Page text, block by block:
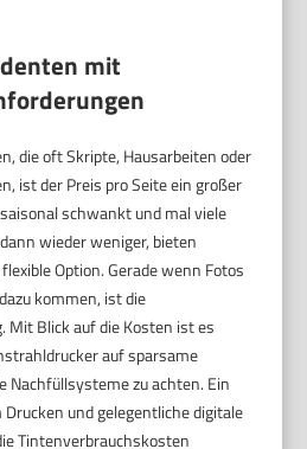
mit
die oft Skripte, Hausarbeiten oder
ist der Preis pro Seite ein großer
schwankt und mal viele
wieder weniger, bieten
Option. Gerade wenn Fotos
kommen, ist die
Mit Blick auf die Kosten ist es
auf sparsame
Nachfüllsysteme zu achten. Ein
und gelegentliche digitale
Tintenverbrauchskosten